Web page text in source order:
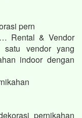
pern
Rental & Vendor
satu vendor yang
indoor dengan
pernikahan